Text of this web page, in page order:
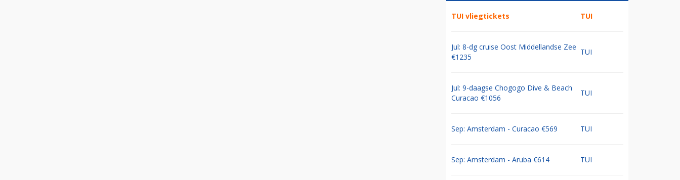
TUI vliegtickets TUI
Jul: 8-dg cruise Oost Middellandse Zee
€1235
TUI
Jul: 9-daagse Chogogo Dive & Beach
Curacao €1056
TUI
Sep: Amsterdam - Curacao €569 TUI
Sep: Amsterdam - Aruba €614 TUI